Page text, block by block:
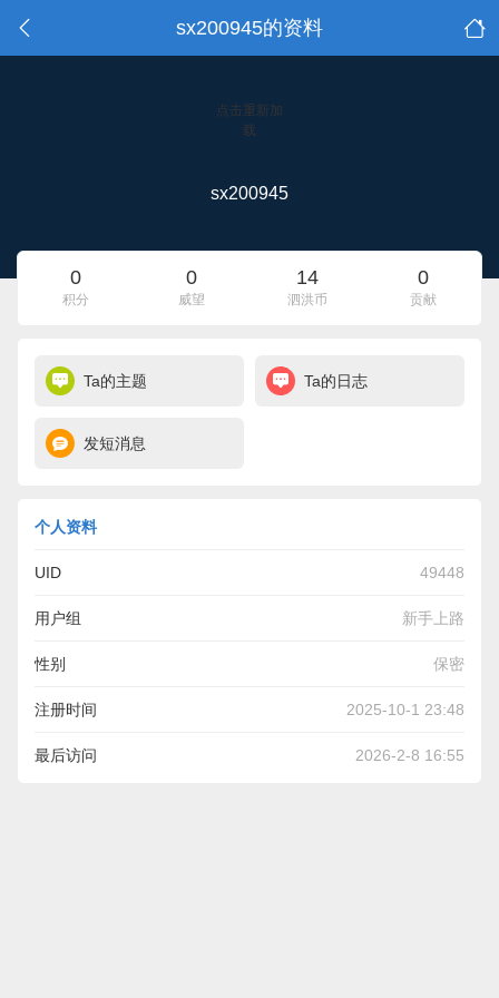
sx200945的资料
点击重新加
载
sx200945
0
积分
0
威望
14
泗洪币
0
贡献
Ta的主题 Ta的日志
发短消息
个人资料
UID 49448
用户组 新手上路
性别 保密
注册时间 2025-10-1 23:48
最后访问 2026-2-8 16:55